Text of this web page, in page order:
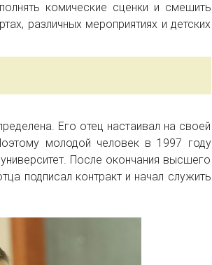
комические сценки и смешить
различных мероприятиях и детских
Его отец настаивал на своей
молодой человек в 1997 году
После окончания высшего
подписал контракт и начал служить